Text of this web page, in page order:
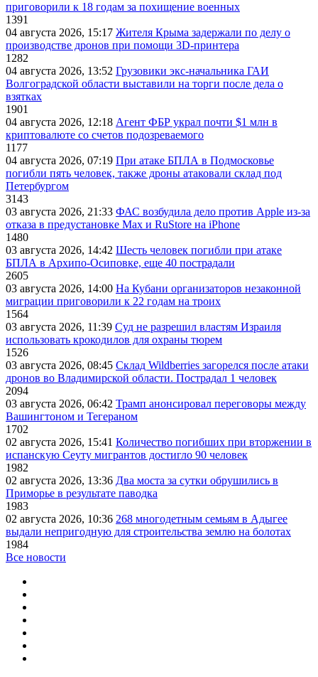
приговорили к 18 годам за похищение военных
1391
04 августа 2026, 15:17 Жителя Крыма задержали по делу о
производстве дронов при помощи 3D‑принтера
1282
04 августа 2026, 13:52 Грузовики экс-начальника ГАИ
Волгоградской области выставили на торги после дела о
взятках
1901
04 августа 2026, 12:18 Агент ФБР украл почти $1 млн в
криптовалюте со счетов подозреваемого
1177
04 августа 2026, 07:19 При атаке БПЛА в Подмосковье
погибли пять человек, также дроны атаковали склад под
Петербургом
3143
03 августа 2026, 21:33 ФАС возбудила дело против Apple из-за
отказа в предустановке Max и RuStore на iPhone
1480
03 августа 2026, 14:42 Шесть человек погибли при атаке
БПЛА в Архипо-Осиповке, еще 40 пострадали
2605
03 августа 2026, 14:00 На Кубани организаторов незаконной
миграции приговорили к 22 годам на троих
1564
03 августа 2026, 11:39 Суд не разрешил властям Израиля
использовать крокодилов для охраны тюрем
1526
03 августа 2026, 08:45 Склад Wildberries загорелся после атаки
дронов во Владимирской области. Пострадал 1 человек
2094
03 августа 2026, 06:42 Трамп анонсировал переговоры между
Вашингтоном и Тегераном
1702
02 августа 2026, 15:41 Количество погибших при вторжении в
испанскую Сеуту мигрантов достигло 90 человек
1982
02 августа 2026, 13:36 Два моста за сутки обрушились в
Приморье в результате паводка
1983
02 августа 2026, 10:36 268 многодетным семьям в Адыгее
выдали непригодную для строительства землю на болотах
1984
Все новости